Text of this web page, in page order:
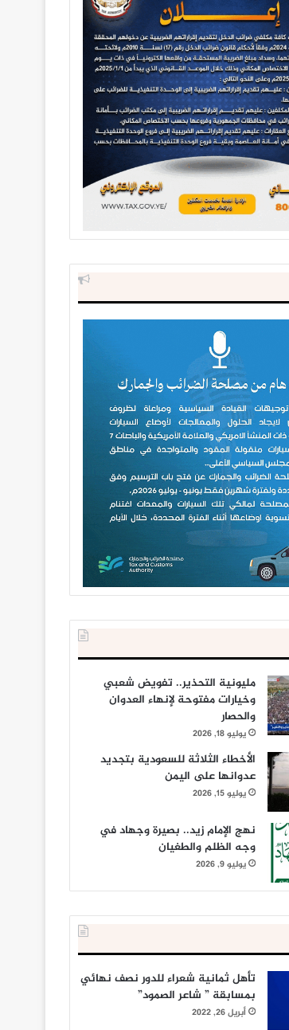
مليونية التحذير.. تفويض شعبي
وخيارات مفتوحة لإنهاء العدوان
والحصار
يوليو 18, 2026
الأخطاء الثلاثة للسعودية بتجديد
عدوانها على اليمن
يوليو 15, 2026
نهج الإمام زيد.. بصيرة وجهاد في
وجه الظلم والطغيان
يوليو 9, 2026
تأهل ثمانية شعراء للدور نصف نهائي
بمسابقة ” شاعر الصمود”
أبريل 26, 2022